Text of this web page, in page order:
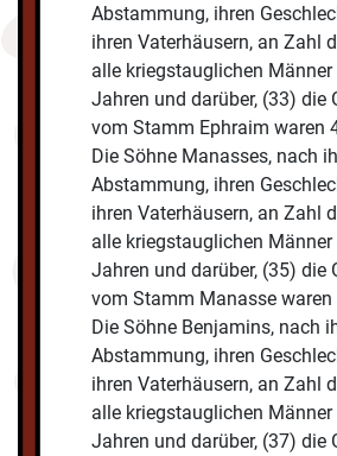
Abstammung, ihren
ihren Vaterhäusern, an Zahl
alle kriegstauglichen Männer
Jahren und darüber, (33) die
vom Stamm Ephraim waren
Die Söhne Manasses, nach
Abstammung, ihren
ihren Vaterhäusern, an Zahl
alle kriegstauglichen Männer
Jahren und darüber, (35) die
vom Stamm Manasse waren
Die Söhne Benjamins, nach
Abstammung, ihren
ihren Vaterhäusern, an Zahl
alle kriegstauglichen Männer
Jahren und darüber, (37) die